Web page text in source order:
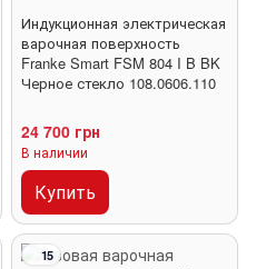
Индукционная электрическая
варочная поверхность
Franke Smart FSM 804 I B BK
Черное стекло 108.0606.110
24 700 грн
В наличии
Купить
15